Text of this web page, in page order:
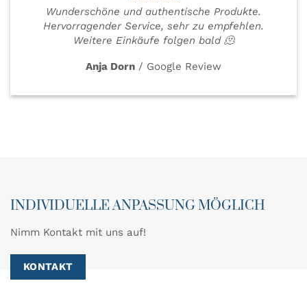
Wunderschöne und authentische Produkte.
Hervorragender Service, sehr zu empfehlen.
Weitere Einkäufe folgen bald 🫠
Anja Dorn / Google Review
INDIVIDUELLE ANPASSUNG MÖGLICH
Nimm Kontakt mit uns auf!
KONTAKT